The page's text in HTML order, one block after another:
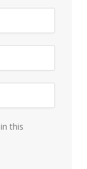
this